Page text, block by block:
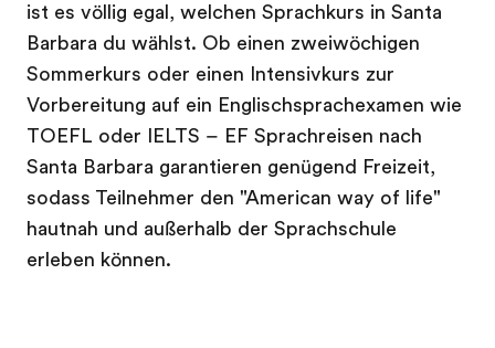
ist es völlig egal, welchen Sprachkurs in Santa
Barbara du wählst. Ob einen zweiwöchigen
Sommerkurs oder einen Intensivkurs zur
Vorbereitung auf ein Englischsprachexamen wie
TOEFL oder IELTS – EF Sprachreisen nach
Santa Barbara garantieren genügend Freizeit,
sodass Teilnehmer den "American way of life"
hautnah und außerhalb der Sprachschule
erleben können.